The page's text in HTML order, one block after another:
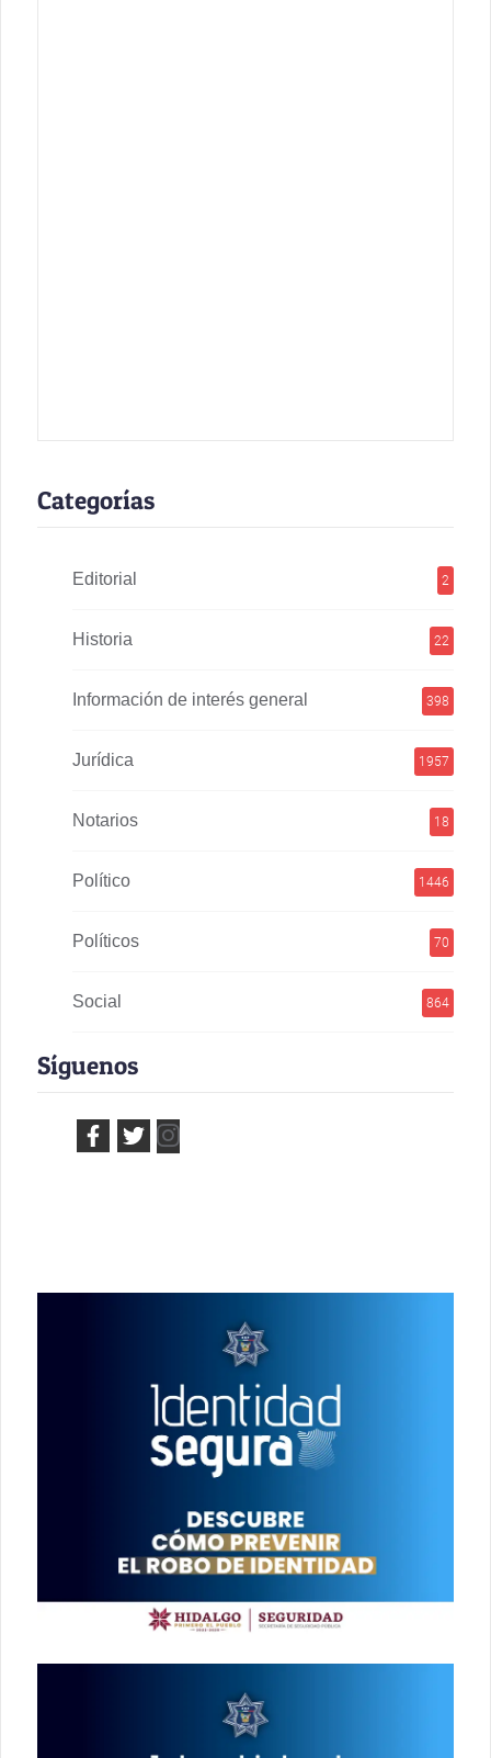
Categorías
Editorial 2
Historia 22
Información de interés general 398
Jurídica 1957
Notarios 18
Político 1446
Políticos 70
Social 864
Síguenos